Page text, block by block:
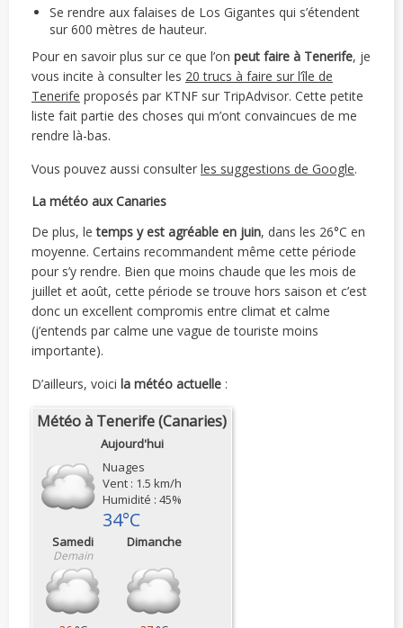
Se rendre aux falaises de Los Gigantes qui s’étendent
sur 600 mètres de hauteur.
Pour en savoir plus sur ce que l’on peut faire à Tenerife, je
vous incite à consulter les 20 trucs à faire sur l’île de
Tenerife proposés par KTNF sur TripAdvisor. Cette petite
liste fait partie des choses qui m’ont convaincues de me
rendre là-bas.
Vous pouvez aussi consulter les suggestions de Google.
La météo aux Canaries
De plus, letemps y est agréable en juin, dans les 26°C en
moyenne. Certains recommandent même cette période
pour s’y rendre. Bien que moins chaude que les mois de
juillet et août, cette période se trouve hors saison et c’est
donc un excellent compromis entre climat et calme
(j’entends par calme une vague de touriste moins
importante).
D’ailleurs, voici la météo actuelle :
Météo à Tenerife (Canaries)
Aujourd'hui
Nuages
Vent : 1.5 km/h
Humidité : 45%
34°C
Samedi
Demain
Dimanche